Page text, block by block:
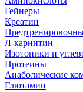
Гейнеры
Креатин
Л-карнитин
Изотоники и
Протеины
Анаболические
Глютамин